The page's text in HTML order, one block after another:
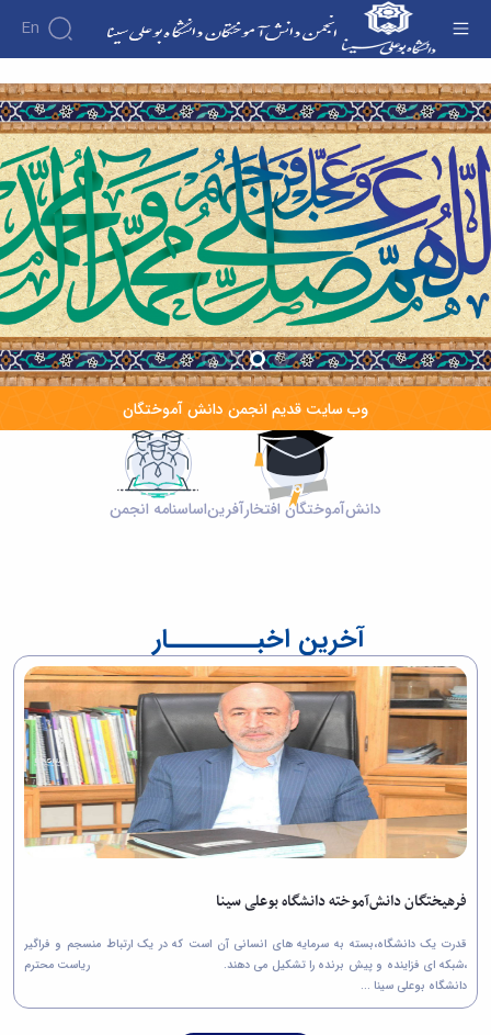
En
درباره
انجمن
اهداف
و
وظایف
مدیریت
کارکنان
نمودار
سامانی
فرم ثبت
نام
فرهیختگان
دانش
آموخته
دانشگاه
بوعلی
1402-1403
صفحه اصلی - انجمن دانش آموختگان
وب سایت قدیم انجمن دانش آموختگان
دانش‌آموختگان افتخارآفریناساسنامه انجمن
آخرین اخبــــــــار
فرهیختگان دانش‌آموخته دانشگاه بوعلی سینا
قدرت یک دانشگاه،بسته به سرمایه های انسانی آن است که در یک ارتباط منسجم و فراگیر
،شبکه ای فزاینده و پیش برنده را تشکیل می دهند. ریاست محترم
دانشگاه بوعلی سینا ...